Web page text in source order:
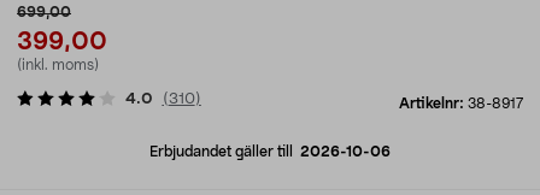
699,00
399,00
(inkl. moms)
Artikelnr: 38-8917
4.0 (310)
Erbjudandet gäller till 2026-10-06